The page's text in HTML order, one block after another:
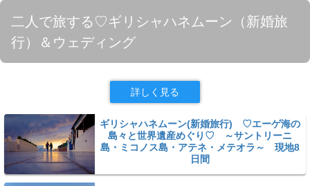
二人で旅する♡ギリシャハネムーン（新婚旅
行）＆ウェディング
詳しく見る
ギリシャハネムーン(新婚旅行) ♡エーゲ海の
島々と世界遺産めぐり♡ ～サントリーニ
島・ミコノス島・アテネ・メテオラ～ 現地8
日間